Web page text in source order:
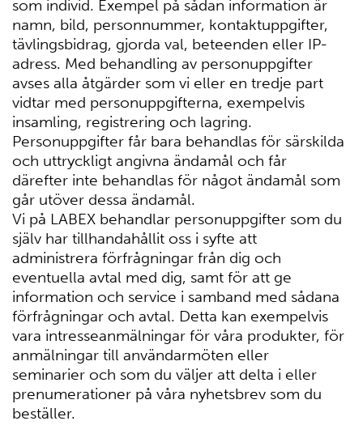
som individ. Exempel på sådan information är
namn, bild, personnummer, kontaktuppgifter,
tävlingsbidrag, gjorda val, beteenden eller IP-
adress. Med behandling av personuppgifter
avses alla åtgärder som vi eller en tredje part
vidtar med personuppgifterna, exempelvis
insamling, registrering och lagring.
Personuppgifter får bara behandlas för särskilda
och uttryckligt angivna ändamål och får
därefter inte behandlas för något ändamål som
går utöver dessa ändamål.
Vi på LABEX behandlar personuppgifter som du
själv har tillhandahållit oss i syfte att
administrera förfrågningar från dig och
eventuella avtal med dig, samt för att ge
information och service i samband med sådana
förfrågningar och avtal. Detta kan exempelvis
vara intresseanmälningar för våra produkter, för
anmälningar till användarmöten eller
seminarier och som du väljer att delta i eller
prenumerationer på våra nyhetsbrev som du
beställer.